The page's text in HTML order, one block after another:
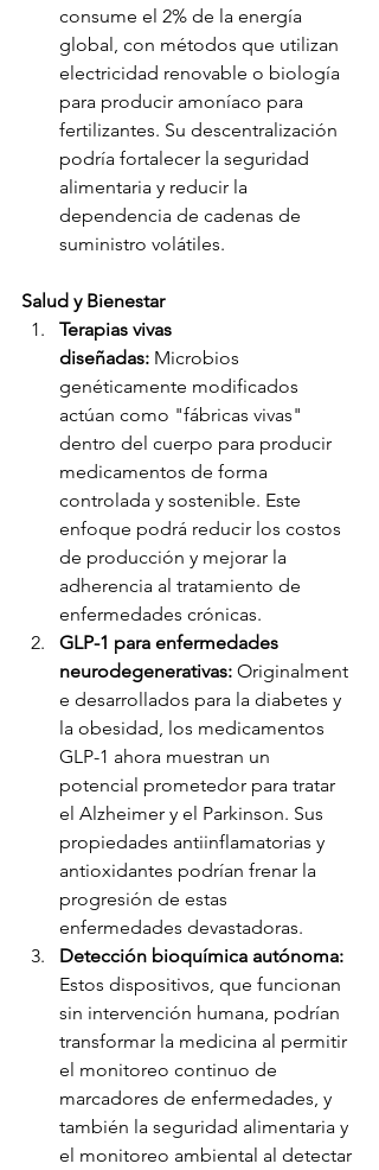
consume el 2% de la energía
global, con métodos que utilizan
electricidad renovable o biología
para producir amoníaco para
fertilizantes. Su descentralización
podría fortalecer la seguridad
alimentaria y reducir la
dependencia de cadenas de
suministro volátiles.
Salud y Bienestar
Terapias vivas
diseñadas: Microbios
genéticamente modificados
actúan como "fábricas vivas"
dentro del cuerpo para producir
medicamentos de forma
controlada y sostenible. Este
enfoque podrá reducir los costos
de producción y mejorar la
adherencia al tratamiento de
enfermedades crónicas.
GLP-1 para enfermedades
neurodegenerativas: Originalment
e desarrollados para la diabetes y
la obesidad, los medicamentos
GLP-1 ahora muestran un
potencial prometedor para tratar
el Alzheimer y el Parkinson. Sus
propiedades antiinflamatorias y
antioxidantes podrían frenar la
progresión de estas
enfermedades devastadoras.
Detección bioquímica autónoma:
Estos dispositivos, que funcionan
sin intervención humana, podrían
transformar la medicina al permitir
el monitoreo continuo de
marcadores de enfermedades, y
también la seguridad alimentaria y
el monitoreo ambiental al detectar